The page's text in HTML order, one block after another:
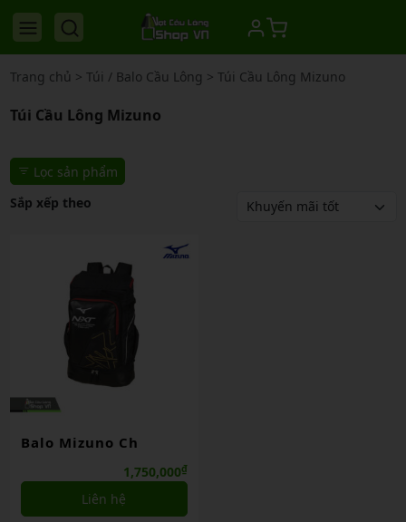
Trang chủ > Túi / Balo Cầu Lông > Túi Cầu Lông Mizuno
Túi Cầu Lông Mizuno
Lọc sản phẩm
Sắp xếp theo
Balo Mizuno Ch
1,750,000₫
Liên hệ